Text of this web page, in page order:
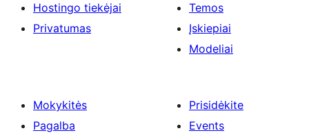
Hostingo tiekėjai
Privatumas
Temos
Įskiepiai
Modeliai
Mokykitės
Pagalba
Prisidėkite
Events